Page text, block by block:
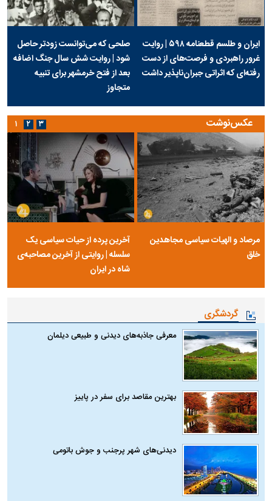
ایران و طلسم قطعنامه ۵۹۸ | روایت
غرور راهبردی و فرصت‌های از دست
رفته‌ای که اثراتی جبران‌ناپذیر داشت
صلحی که می‌توانست زودتر حاصل
شود | روایت شش سال جنگ اضافه
بعد از فتح خرمشهر برای تنبیه
متجاوز
عکس‌نوشت
مرصاد و الهیات سیاسی مجاهدین
خلق
آخرین پرده از حیات سیاسی یک
سلسله | روایتی از آخرین مصاحبه‌ی
شاه در ایران
۱ ۲ ۳
گردشگری
معرفی جاذبه‌های دیدنی و طبیعی دیلمان
بهترین مقاصد برای سفر در پاییز
دیدنی‌های شهر پرجنب و جوش باتومی